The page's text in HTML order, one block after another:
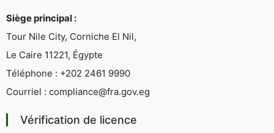
Siège principal :
Tour Nile City, Corniche El Nil,
Le Caire 11221, Égypte
Téléphone : +202 2461 9990
Courriel : compliance@fra.gov.eg
Vérification de licence